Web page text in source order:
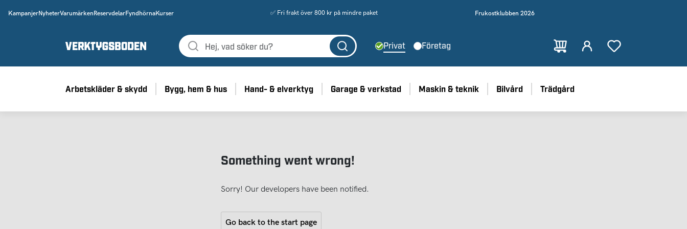
KampanjerNyheterVarumärken ReservdelarFyndhörnaKurser ✅ Fri frakt över 800 kr på mindre paket Frukostklubben 2026
Privat Företag
Arbetskläder & skydd Bygg, hem & hus Hand- & elverktyg Garage & verkstad Maskin & teknik Bilvård Trädgård
Something went wrong!
Sorry! Our developers have been notified.
Go back to the start page